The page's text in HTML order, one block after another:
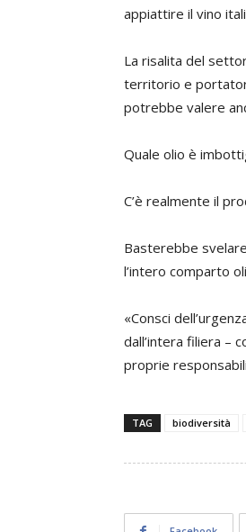
appiattire il vino
La risalita del
territorio e
potrebbe valere
Quale olio è
C’è realmente il
Basterebbe
l’intero comparto
«Consci
dall’intera filiera –
proprie
TAG biodiversità